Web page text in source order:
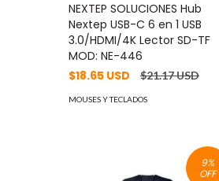
NEXTEP SOLUCIONES Hub
Nextep USB-C 6 en 1 USB
3.0/HDMI/4K Lector SD-TF
MOD: NE-446
$18.65 USD
$21.17 USD
MOUSES Y TECLADOS
9%
OFF